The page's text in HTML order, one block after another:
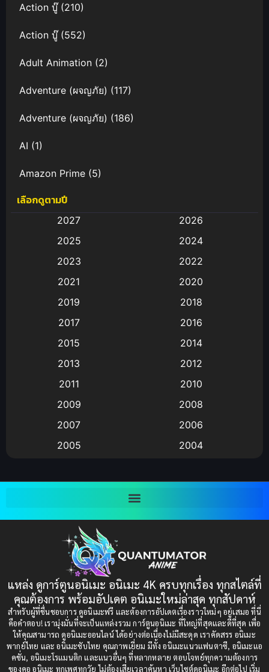
Action บู๊(210)
Action บู๊(552)
Adult Animation (2)
Adventure (ผจญภัย) (117)
Adventure (ผจญภัย) (186)
AI (1)
Amazon Prime (5)
Anal (ประตูหลัง)
Animation การ์ตูน
Animation อนิเมะ
Animation แอนิเมชัน
(9)
Big tits (นมใหญ่)
Bitch (ผู้หญิงร่าน)
Bondage (ทาส)(1)
(1)
Censored (เซ็นเซอร์)(19)
Comedy (ตลก)(85)
Comedy (ตลก)(235)
เลือกดูตามปี
2027
2026
2025
2024
2023
2022
2021
2020
2019
2018
2017
2016
2015
2014
2013
2012
2011
2010
2009
2008
2007
2006
2005
2004
1997
1993
1991
1989
1988
1987
1985
1984
1983
1982
1981
แหล่ง ดูการ์ตูนอนิเมะ อนิเมะ 4K ครบทุกเรื่อง ทุกสไตล์ที่
คุณต้องการ พร้อมอัปเดต อนิเมะใหม่ล่าสุด ทุกสัปดาห์
สำหรับผู้ที่ชื่นชอบการ ดูอนิเมะฟรี และต้องการอัปเดตเรื่องราวใหม่ๆ อยู่เสมอ ที่นี่
คือคำตอบ! เรามุ่งมั่นที่จะเป็นแหล่งรวม การ์ตูนอนิเมะ ที่ใหญ่ที่สุดและดีที่สุด เพื่อ
ให้คุณสามารถ ดูอนิเมะออนไลน์ ได้อย่างต่อเนื่องไม่มีสะดุด เราคัดสรร อนิเมะ
พากย์ไทย และ อนิเมะซับไทย คุณภาพเยี่ยม มีทั้ง อนิเมะแนวแฟนตาซี, อนิเมะแอ
คชั่น, อนิเมะโรแมนติก และแนวอื่นๆ ที่หลากหลาย ตอบโจทย์ทุกความต้องการ
ของคอ อนิเมะ ทุกเพศทุกวัย ไม่ต้องเสียเวลาค้นหา เว็บไซต์ดูอนิเมะ อีกต่อไป เริ่ม